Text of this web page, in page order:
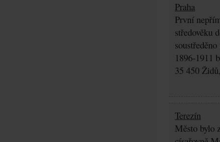
Praha
První
středověku
1896-1911
35 450
Terezín
Město bylo